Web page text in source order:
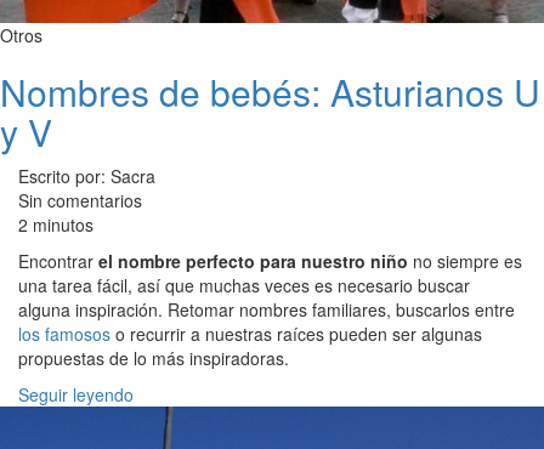
Otros
Nombres de bebés: Asturianos U
y V
Escrito por: Sacra
Sin comentarios
2 minutos
Encontrar el nombre perfecto para nuestro niño no siempre es
una tarea fácil, así que muchas veces es necesario buscar
alguna inspiración. Retomar nombres familiares, buscarlos entre
los famosos o recurrir a nuestras raíces pueden ser algunas
propuestas de lo más inspiradoras.
Seguir leyendo